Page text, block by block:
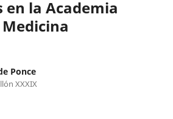
en la Academia
Ponce
XXXIX